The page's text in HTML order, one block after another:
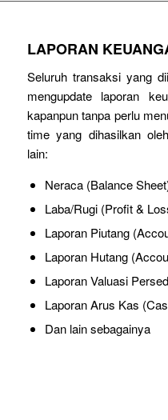
LAPORAN
Seluruh transaksi yang
mengupdate laporan
kapanpun tanpa perlu
time yang dihasilkan
lain:
Neraca (Balance
Laba/Rugi (Profit &
Laporan Piutang
Laporan Hutang
Laporan Valuasi
Laporan Arus Kas
Dan lain sebagainya